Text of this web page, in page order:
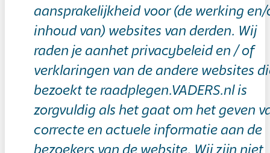
aansprakelijkheid voor (de werking
inhoud van) websites van derden. Wij
raden je aanhet privacybeleid en / of
verklaringen van de andere websites
bezoekt te raadplegen.VADERS.nl is
zorgvuldig als het gaat om het geven
correcte en actuele informatie aan de